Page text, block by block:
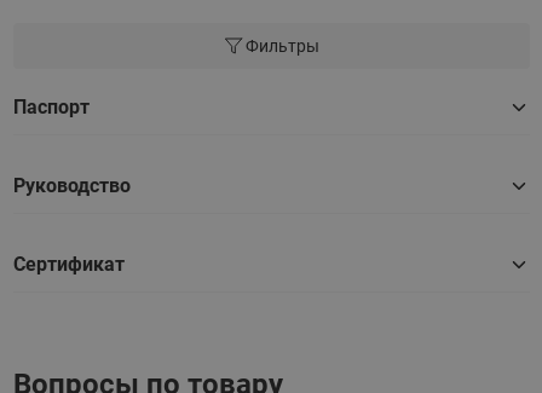
Фильтры
Паспорт
Руководство
Сертификат
Вопросы по товару